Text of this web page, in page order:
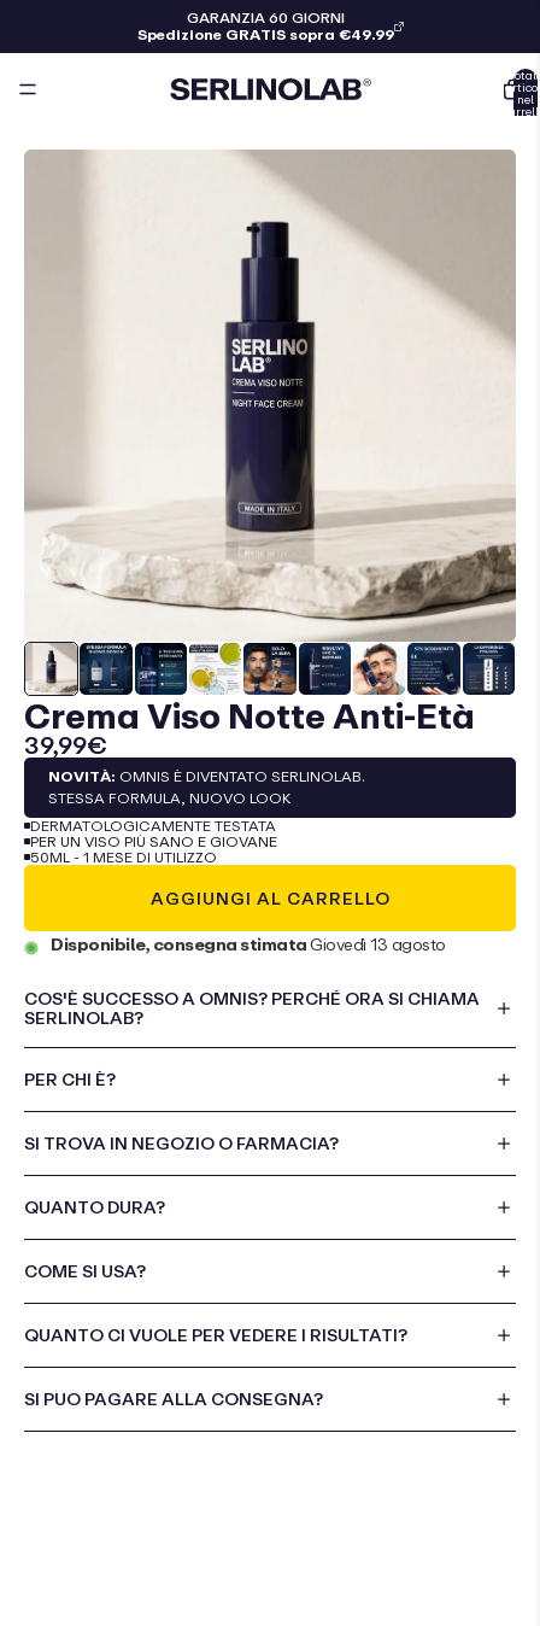
GARANZIA 60 GIORNI
Spedizione GRATIS sopra €49.99
nel
Slide
Crema Viso Notte Anti-Età
39,99€
NOVITÀ: OMNIS È DIVENTATO SERLINOLAB.
STESSA FORMULA, NUOVO LOOK
DERMATOLOGICAMENTE TESTATA
PER UN VISO PIÙ SANO E GIOVANE
50ML - 1 MESE DI UTILIZZO
AGGIUNGI AL CARRELLO
Disponibile, consegna stimataGiovedì 13 agosto
COS'È SUCCESSO A OMNIS? PERCHÉ ORA SI CHIAMA
SERLINOLAB?
PER CHI È?
SI TROVA IN NEGOZIO O FARMACIA?
QUANTO DURA?
COME SI USA?
QUANTO CI VUOLE PER VEDERE I RISULTATI?
SI PUO PAGARE ALLA CONSEGNA?